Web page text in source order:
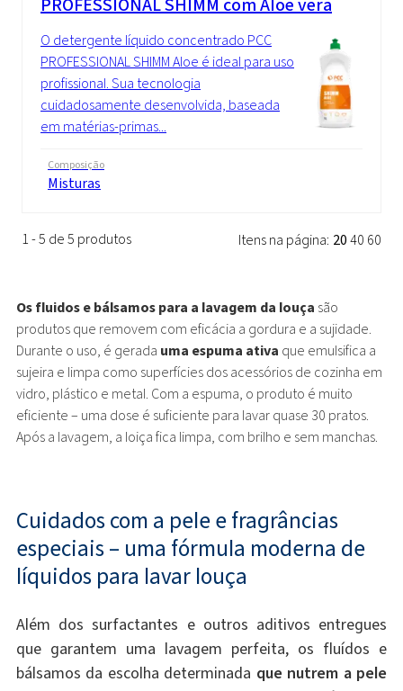
O detergente líquido concentrado PCC
PROFESSIONAL SHIMM Aloe é ideal para uso
profissional. Sua tecnologia
cuidadosamente desenvolvida, baseada
em matérias-primas...
Composição
Misturas
1 - 5 de 5 produtos Itens na página: 2040 60
Os fluidos e bálsamos para a lavagem da louça são
produtos que removem com eficácia a gordura e a sujidade.
Durante o uso, é gerada uma espuma ativa que emulsifica a
sujeira e limpa como superfícies dos acessórios de cozinha em
vidro, plástico e metal. Com a espuma, o produto é muito
eficiente – uma dose é suficiente para lavar quase 30 pratos.
Após a lavagem, a loiça fica limpa, com brilho e sem manchas.
Cuidados com a pele e fragrâncias
especiais – uma fórmula moderna de
líquidos para lavar louça
Além dos surfactantes e outros aditivos entregues
que garantem uma lavagem perfeita, os fluídos e
bálsamos da escolha determinada que nutrem a pele